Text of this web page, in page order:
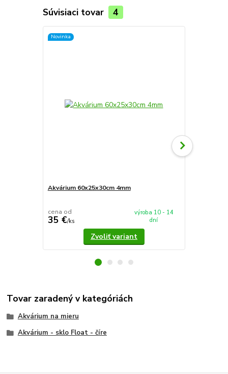
Súvisiaci tovar 4
Novinka
Akvárium 60x25x30cm 4mm
cena od
35 €/ks
výroba 10 - 14
dní
Zvoliť variant
Tovar zaradený v kategóriách
Akvárium na mieru
Akvárium - sklo Float - číre